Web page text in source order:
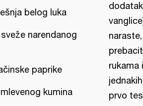
belog luka
narendanog
paprike
kumina
rukama
prvo